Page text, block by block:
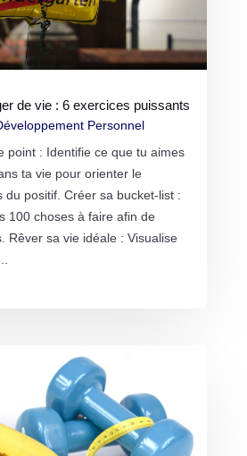
de vie : 6 exercices puissants
Personnel
point : Identifie ce que tu aimes
ta vie pour orienter le
du positif. Créer sa bucket-list :
100 choses à faire afin de
Rêver sa vie idéale : Visualise